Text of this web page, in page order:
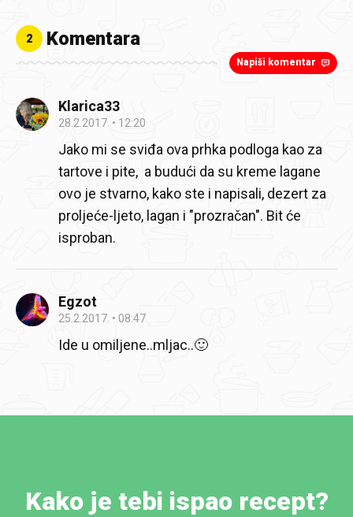
2 Komentara
Napiši komentar
Klarica33
28.2.2017. 12:20
Jako mi se sviđa ova prhka podloga kao za
tartove i pite, a budući da su kreme lagane
ovo je stvarno, kako ste i napisali, dezert za
proljeće-ljeto, lagan i "prozračan". Bit će
isproban.
Egzot
25.2.2017. 08:47
Ide u omiljene..mljac..🙂
Kako je tebi ispao recept?